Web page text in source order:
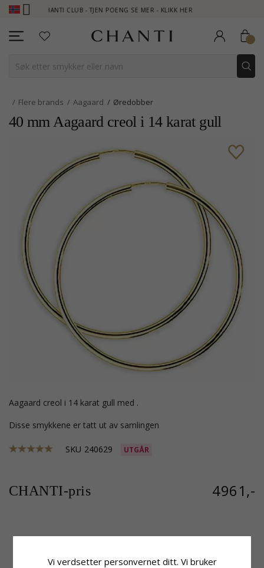
CHANTI CLUB - TJEN POENG SE MER - KLIKK HER
Flere brands Aagaard Øredobber
40 mm Aagaard creol i 14 karat gull
Aagaard creol i 14 karat gull med .
Disse smykkene er tatt ut av samlingen
SKU 240629 UTGÅR
CHANTI-pris 4961,-
Aagaard
Bredde:
2,0 mm
Vi verdsetter personvernet ditt. Vi bruker